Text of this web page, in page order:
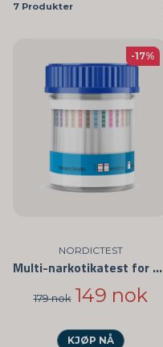
7 Produkter
NORDICTEST
Multi-narkotikatest for 6 Forskjellige Stoffer
179 nok 149 nok
KJØP NÅ
-17%